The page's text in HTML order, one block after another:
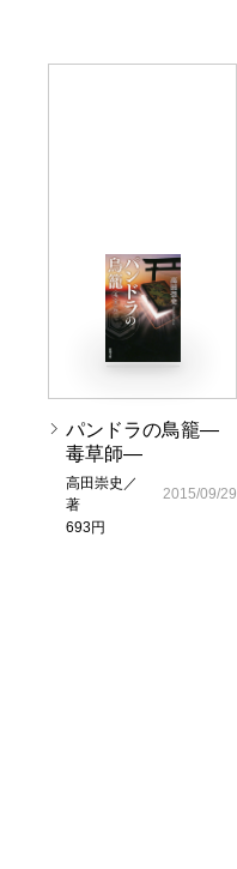
パンドラの鳥籠―
毒草師―
高田崇史／
著
693円
2015/09/29